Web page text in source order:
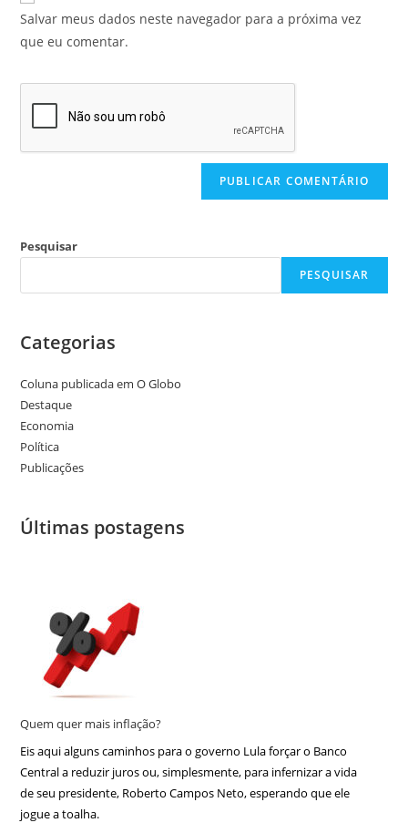
Salvar meus dados neste navegador para a próxima vez
que eu comentar.
Pesquisar
PESQUISAR
Categorias
Coluna publicada em O Globo
Destaque
Economia
Política
Publicações
Últimas postagens
Quem quer mais inflação?
Eis aqui alguns caminhos para o governo Lula forçar o Banco
Central a reduzir juros ou, simplesmente, para infernizar a vida
de seu presidente, Roberto Campos Neto, esperando que ele
jogue a toalha.